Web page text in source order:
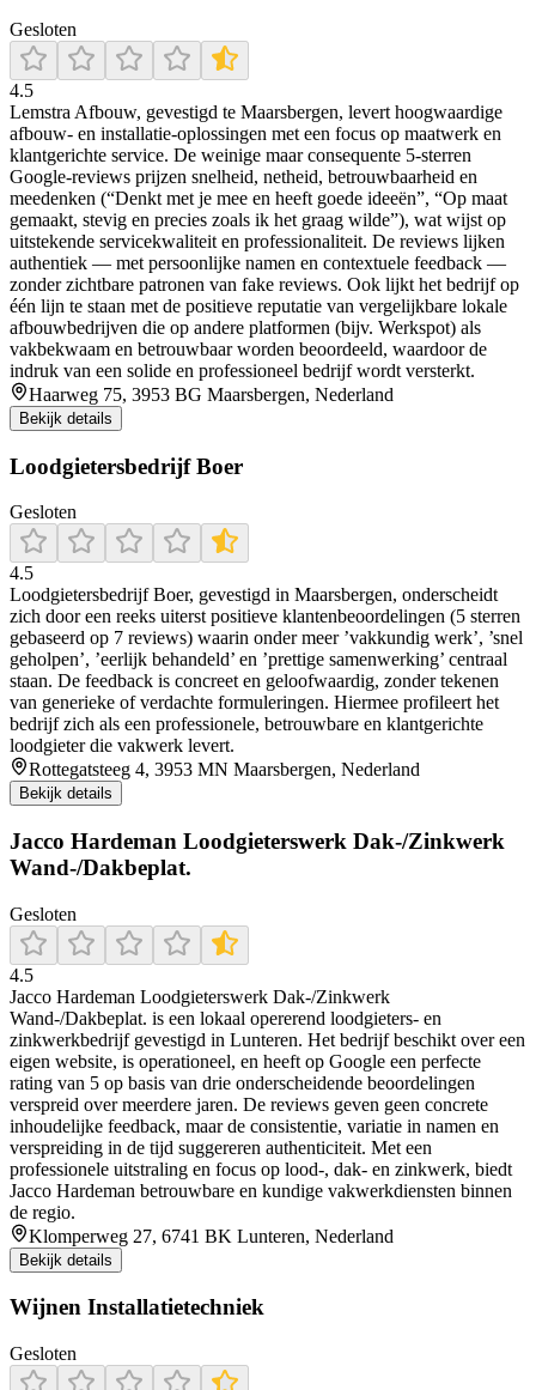
Gesloten
4.5
Lemstra Afbouw, gevestigd te Maarsbergen, levert hoogwaardige
afbouw- en installatie-oplossingen met een focus op maatwerk en
klantgerichte service. De weinige maar consequente 5‑sterren
Google‑reviews prijzen snelheid, netheid, betrouwbaarheid en
meedenken (“Denkt met je mee en heeft goede ideeën”, “Op maat
gemaakt, stevig en precies zoals ik het graag wilde”), wat wijst op
uitstekende servicekwaliteit en professionaliteit. De reviews lijken
authentiek — met persoonlijke namen en contextuele feedback —
zonder zichtbare patronen van fake reviews. Ook lijkt het bedrijf op
één lijn te staan met de positieve reputatie van vergelijkbare lokale
afbouwbedrijven die op andere platformen (bijv. Werkspot) als
vakbekwaam en betrouwbaar worden beoordeeld, waardoor de
indruk van een solide en professioneel bedrijf wordt versterkt.
Haarweg 75, 3953 BG Maarsbergen, Nederland
Bekijk details
Loodgietersbedrijf Boer
Gesloten
4.5
Loodgietersbedrijf Boer, gevestigd in Maarsbergen, onderscheidt
zich door een reeks uiterst positieve klantenbeoordelingen (5 sterren
gebaseerd op 7 reviews) waarin onder meer ’vakkundig werk’, ’snel
geholpen’, ’eerlijk behandeld’ en ’prettige samenwerking’ centraal
staan. De feedback is concreet en geloofwaardig, zonder tekenen
van generieke of verdachte formuleringen. Hiermee profileert het
bedrijf zich als een professionele, betrouwbare en klantgerichte
loodgieter die vakwerk levert.
Rottegatsteeg 4, 3953 MN Maarsbergen, Nederland
Bekijk details
Jacco Hardeman Loodgieterswerk Dak-/Zinkwerk
Wand-/Dakbeplat.
Gesloten
4.5
Jacco Hardeman Loodgieterswerk Dak-/Zinkwerk
Wand-/Dakbeplat. is een lokaal opererend loodgieters- en
zinkwerkbedrijf gevestigd in Lunteren. Het bedrijf beschikt over een
eigen website, is operationeel, en heeft op Google een perfecte
rating van 5 op basis van drie onderscheidende beoordelingen
verspreid over meerdere jaren. De reviews geven geen concrete
inhoudelijke feedback, maar de consistentie, variatie in namen en
verspreiding in de tijd suggereren authenticiteit. Met een
professionele uitstraling en focus op lood-, dak- en zinkwerk, biedt
Jacco Hardeman betrouwbare en kundige vakwerkdiensten binnen
de regio.
Klomperweg 27, 6741 BK Lunteren, Nederland
Bekijk details
Wijnen Installatietechniek
Gesloten